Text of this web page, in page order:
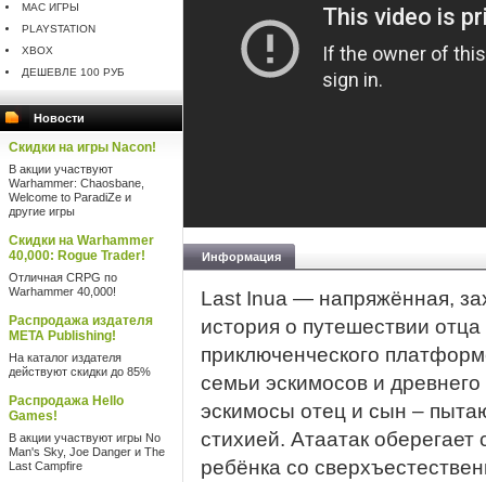
MAC ИГРЫ
PLAYSTATION
XBOX
ДЕШЕВЛЕ 100 РУБ
Новости
Скидки на игры Nacon!
В акции участвуют
Warhammer: Chaosbane,
Welcome to ParadiZe и
другие игры
Скидки на Warhammer
40,000: Rogue Trader!
Отличная CRPG по
Warhammer 40,000!
Распродажа издателя
META Publishing!
На каталог издателя
действуют скидки до 85%
Распродажа Hello
Games!
В акции участвуют игры No
Man's Sky, Joe Danger и The
Last Campfire
Информация
Last Inua — напряжённая,
история о путешествии
приключенческого
семьи эскимосов и
эскимосы отец и сын –
стихией. Атаатак
ребёнка со